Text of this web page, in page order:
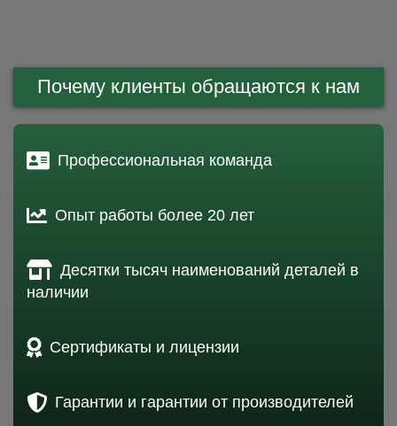
Почему клиенты обращаются к нам
Профессиональная команда
Опыт работы более 20 лет
Десятки тысяч наименований деталей в
наличии
Сертификаты и лицензии
Гарантии и гарантии от производителей